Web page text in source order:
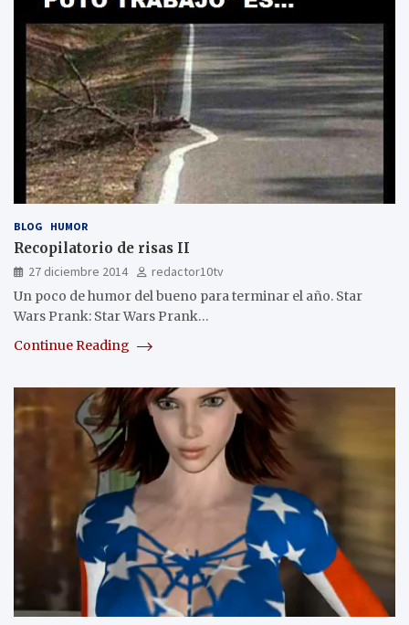
BLOG HUMOR
Recopilatorio de risas II
27 diciembre 2014
redactor10tv
Un poco de humor del bueno para terminar el año. Star
Wars Prank: Star Wars Prank…
Continue Reading